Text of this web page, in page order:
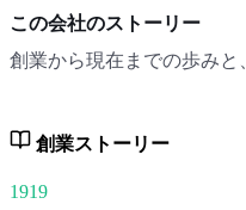
この会社のストーリー
創業から現在までの歩みと
創業ストーリー
1919